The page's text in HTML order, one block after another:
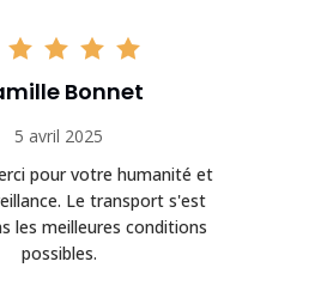
Bonnet
5 avril 2025
pour votre humanité et
Le transport s'est
les meilleures conditions
possibles.